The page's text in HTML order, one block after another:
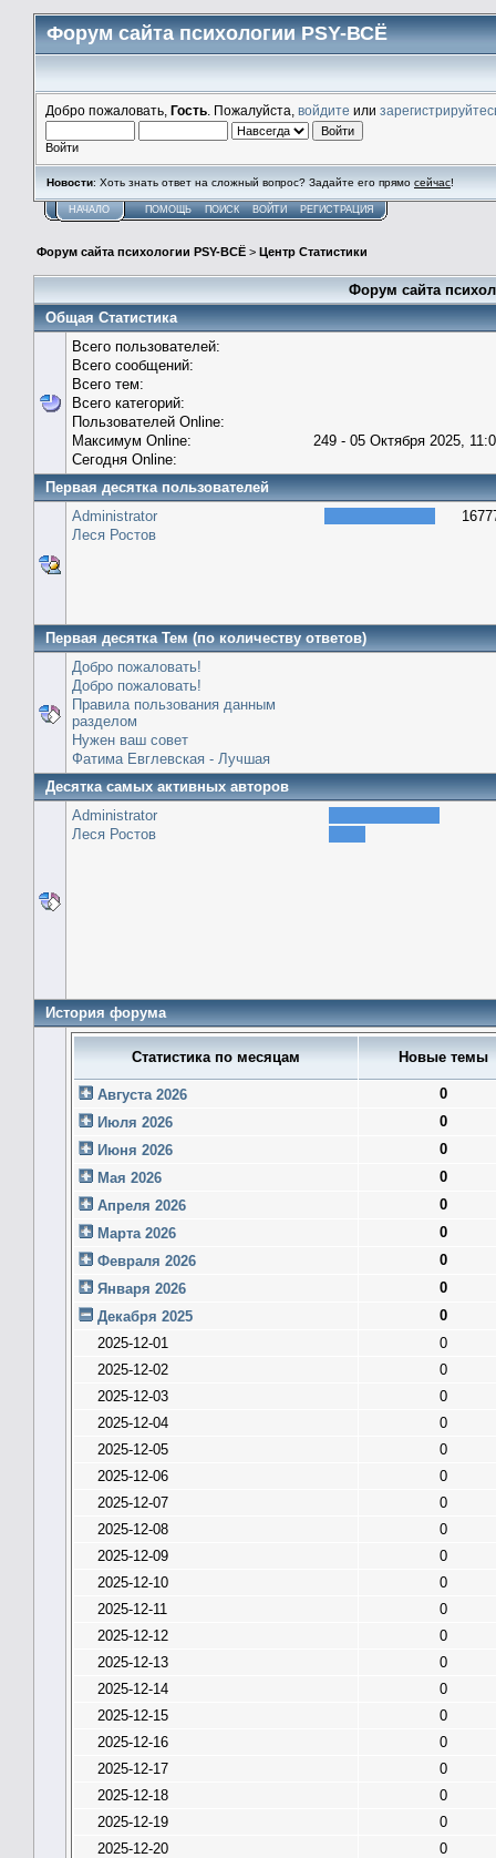
Форум сайта психологии PSY-ВСЁ
Добро пожаловать, Гость . Пожалуйста, войдите или
Войти
Новости: Хоть знать ответ на сложный вопрос? Задайте его прямо сейчас!
НАЧАЛО ПОМОЩЬ ПОИСК ВОЙТИ РЕГИСТРАЦИЯ
Форум сайта психологии PSY-ВСЁ > Центр Статистики
Форум сайта
Общая Статистика
Всего пользователей:
Всего сообщений:
Всего тем:
Всего категорий:
Пользователей Online:
Максимум Online:
249 - 05 Октября 2025,
Сегодня Online:
Первая десятка пользователей
Administrator
Леся Ростов
Первая десятка Тем (по количеству ответов)
Добро пожаловать!
Добро пожаловать!
Правила пользования данным
разделом
Нужен ваш совет
Фатима Евглевская - Лучшая
Десятка самых активных авторов
Administrator
Леся Ростов
История форума
Статистика по месяцам Новые темы
Августа 2026
0
Июля 2026
0
Июня 2026
0
Мая 2026
0
Апреля 2026
0
Марта 2026
0
Февраля 2026
0
Января 2026
0
Декабря 2025
0
2025-12-01
0
2025-12-02
0
2025-12-03
0
2025-12-04
0
2025-12-05
0
2025-12-06
0
2025-12-07
0
2025-12-08
0
2025-12-09
0
2025-12-10
0
2025-12-11
0
2025-12-12
0
2025-12-13
0
2025-12-14
0
2025-12-15
0
2025-12-16
0
2025-12-17
0
2025-12-18
0
2025-12-19
0
2025-12-20
0